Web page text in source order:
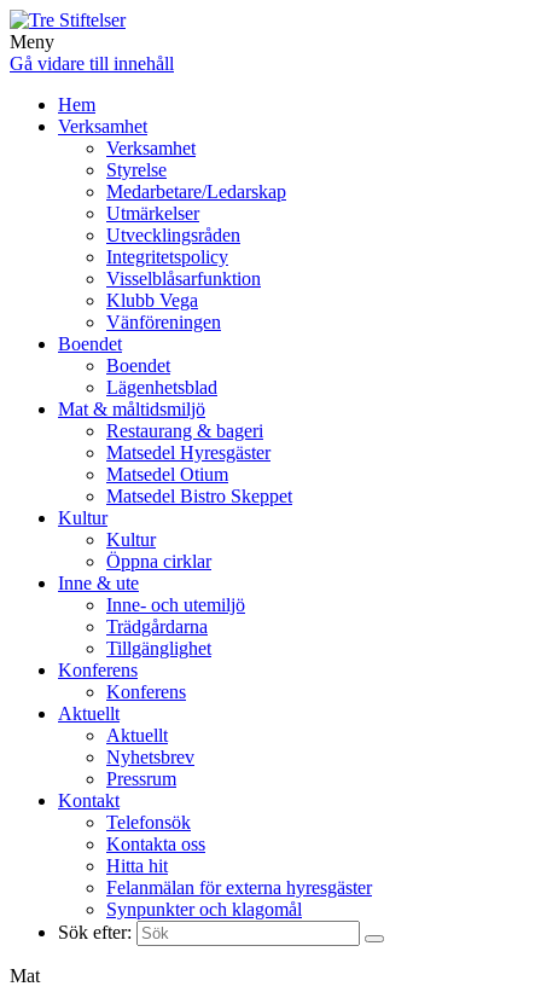
Meny
Gå vidare till innehåll
Hem
Verksamhet
Verksamhet
Styrelse
Medarbetare/Ledarskap
Utmärkelser
Utvecklingsråden
Integritetspolicy
Visselblåsarfunktion
Klubb Vega
Vänföreningen
Boendet
Boendet
Lägenhetsblad
Mat & måltidsmiljö
Restaurang & bageri
Matsedel Hyresgäster
Matsedel Otium
Matsedel Bistro Skeppet
Kultur
Kultur
Öppna cirklar
Inne & ute
Inne- och utemiljö
Trädgårdarna
Tillgänglighet
Konferens
Konferens
Aktuellt
Aktuellt
Nyhetsbrev
Pressrum
Kontakt
Telefonsök
Kontakta oss
Hitta hit
Felanmälan för externa hyresgäster
Synpunkter och klagomål
Sök efter:
Mat